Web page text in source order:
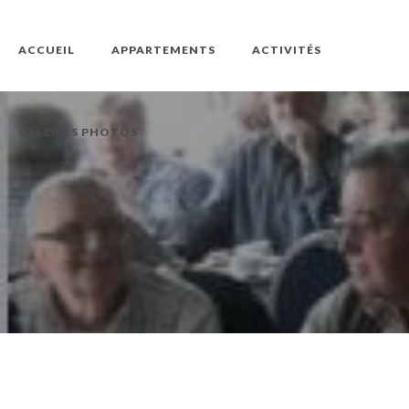
ACCUEIL APPARTEMENTS ACTIVITÉS
GALERIES PHOTOS